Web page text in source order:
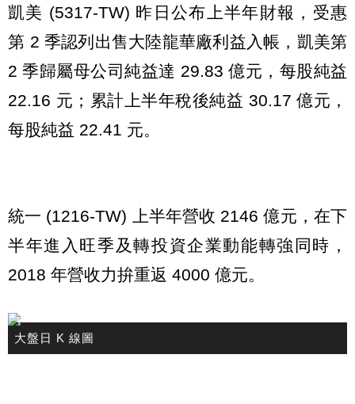
凱美 (5317-TW) 昨日公布上半年財報，受惠
第 2 季認列出售大陸龍華廠利益入帳，凱美第
2 季歸屬母公司純益達 29.83 億元，每股純益
22.16 元；累計上半年稅後純益 30.17 億元，
每股純益 22.41 元。
統一 (1216-TW) 上半年營收 2146 億元，在下
半年進入旺季及轉投資企業動能轉強同時，
2018 年營收力拚重返 4000 億元。
大盤日 K 線圖